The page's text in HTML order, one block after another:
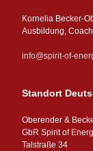
Kornelia Becker-
Ausbildung,
info@spirit-of-
Standort
Oberender &
GbR Spirit of
Talstraße 34